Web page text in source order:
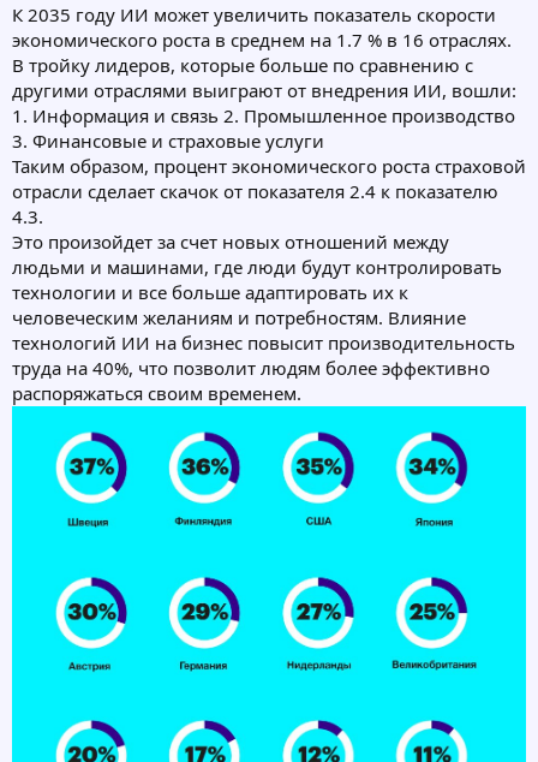
К 2035 году ИИ может увеличить показатель скорости
экономического роста в среднем на 1.7 % в 16 отраслях.
В тройку лидеров, которые больше по сравнению с
другими отраслями выиграют от внедрения ИИ, вошли:
1. Информация и связь 2. Промышленное производство
3. Финансовые и страховые услуги
Таким образом, процент экономического роста страховой
отрасли сделает скачок от показателя 2.4 к показателю
4.3.
Это произойдет за счет новых отношений между
людьми и машинами, где люди будут контролировать
технологии и все больше адаптировать их к
человеческим желаниям и потребностям. Влияние
технологий ИИ на бизнес повысит производительность
труда на 40%, что позволит людям более эффективно
распоряжаться своим временем.